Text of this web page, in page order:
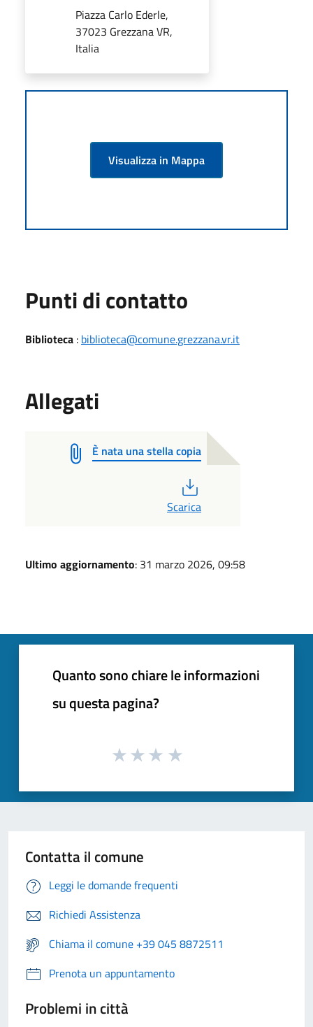
Piazza Carlo Ederle,
37023 Grezzana VR,
Italia
Visualizza in Mappa
Punti di contatto
Biblioteca : biblioteca@comune.grezzana.vr.it
Allegati
È nata una stella copia
Scarica
Ultimo aggiornamento: 31 marzo 2026, 09:58
Quanto sono chiare le informazioni
su questa pagina?
Contatta il comune
Leggi le domande frequenti
Richiedi Assistenza
Chiama il comune +39 045 8872511
Prenota un appuntamento
Problemi in città